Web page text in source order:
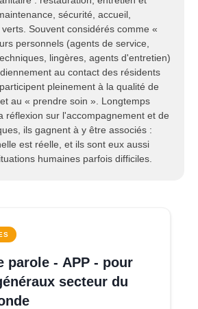
sécurité, accueil,
Souvent considérés comme «
personnels (agents de service,
lingères, agents d'entretien)
au contact des résidents
pleinement à la qualité de
au « prendre soin ». Longtemps
réflexion sur l'accompagnement et de
ils gagnent à y être associés :
est réelle, et ils sont eux aussi
humaines parfois difficiles.
- APP - pour
secteur du